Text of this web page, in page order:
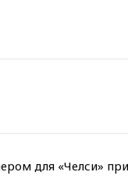
для «Челси»